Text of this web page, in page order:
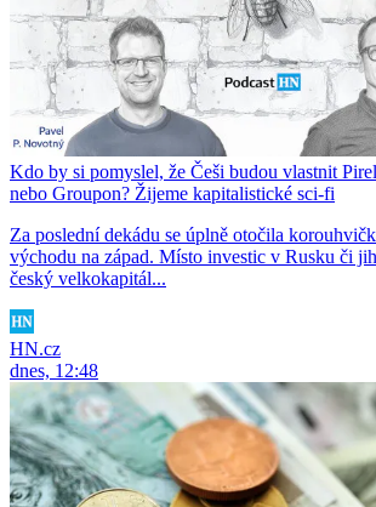
Kdo by si pomyslel, že Češi budou vlastnit
nebo Groupon? Žijeme kapitalistické sci-fi
Za poslední dekádu se úplně otočila
východu na západ. Místo investic v Rusku či
český velkokapitál...
HN.cz
dnes, 12:48